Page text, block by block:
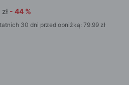
zł - 44 %
30 dni przed obniżką: 79.99 zł